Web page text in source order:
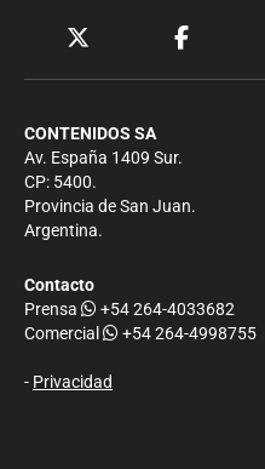
CONTENIDOS SA
Av. España 1409 Sur.
CP: 5400.
Provincia de San Juan.
Argentina.
Contacto
Prensa
+54 264-4033682
Comercial
+54 264-4998755
- Privacidad